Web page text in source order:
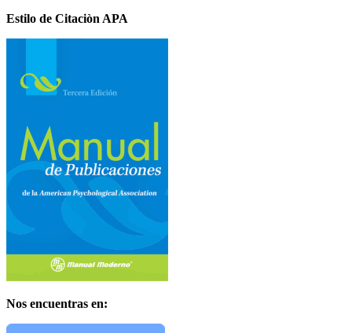
Estilo de Citaciòn APA
Nos encuentras en: